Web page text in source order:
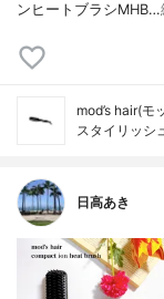
ンヒートブラシMHB…
mod’s hair(モ
スタイリッシ
日高あき